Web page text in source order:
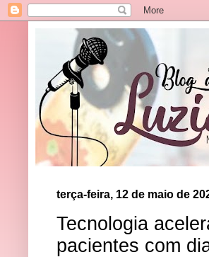
terça-feira, 12 de maio de
Tecnologia
pacientes com